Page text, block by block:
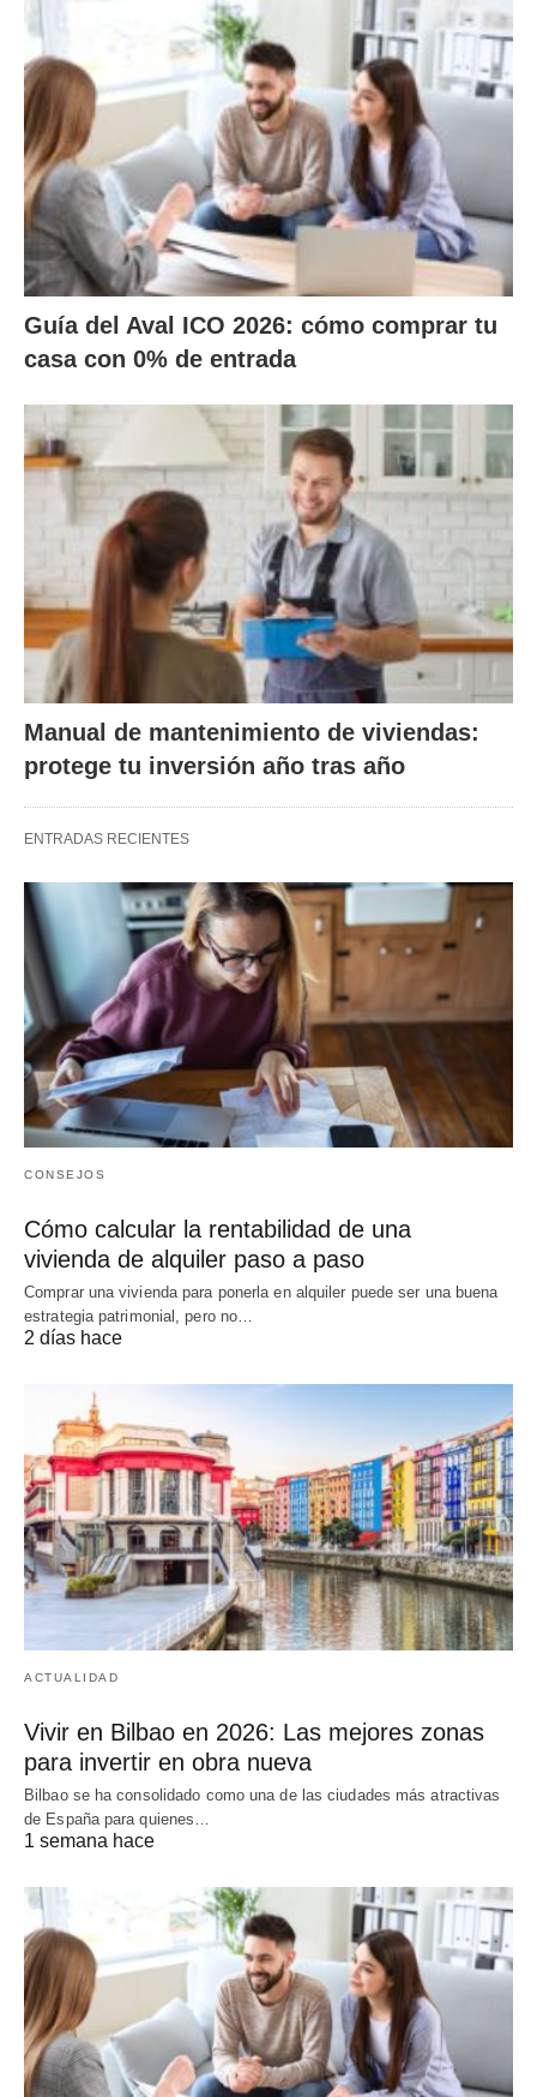
Guía del Aval ICO 2026: cómo comprar tu
casa con 0% de entrada
Manual de mantenimiento de viviendas:
protege tu inversión año tras año
ENTRADAS RECIENTES
CONSEJOS
Cómo calcular la rentabilidad de una
vivienda de alquiler paso a paso
Comprar una vivienda para ponerla en alquiler puede ser una buena
estrategia patrimonial, pero no…
2 días hace
ACTUALIDAD
Vivir en Bilbao en 2026: Las mejores zonas
para invertir en obra nueva
Bilbao se ha consolidado como una de las ciudades más atractivas
de España para quienes…
1 semana hace